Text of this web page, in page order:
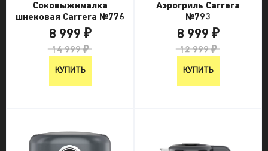
Соковыжималка
шнековая Carrera №776
8 999 ₽
14 999 ₽
КУПИТЬ
Аэрогриль Carrera
№793
8 999 ₽
12 999 ₽
КУПИТЬ